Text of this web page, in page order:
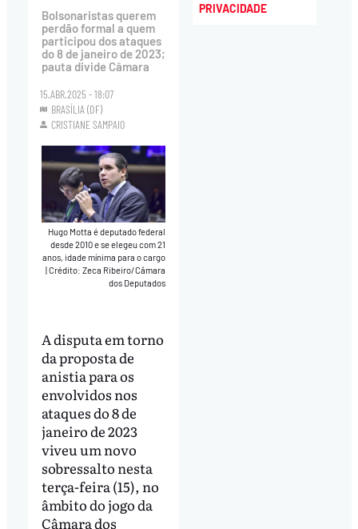
Bolsonaristas querem
perdão formal a quem
participou dos ataques
do 8 de janeiro de 2023;
pauta divide Câmara
15.ABR.2025 - 18:07
BRASÍLIA (DF)
CRISTIANE SAMPAIO
Hugo Motta é deputado federal
desde 2010 e se elegeu com 21
anos, idade mínima para o cargo
|Crédito: Zeca Ribeiro/Câmara
dos Deputados
A disputa em torno
da proposta de
anistia para os
envolvidos nos
ataques do 8 de
janeiro de 2023
viveu um novo
sobressalto nesta
terça-feira (15), no
âmbito do jogo da
Câmara dos
PRIVACIDADE